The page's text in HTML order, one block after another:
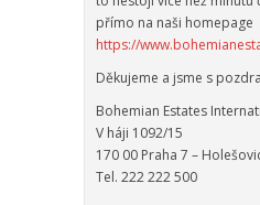
přímo na naši homepage
https://
Děkujeme a jsme s
Bohemian Estates
V háji 1092/15
170 00 Praha 7 –
Tel. 222 222 500